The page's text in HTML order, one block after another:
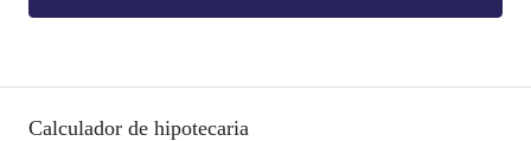
Calculador de hipotecaria